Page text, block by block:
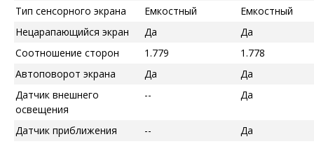
Тип сенсорного экрана Емкостный
Емкостный
Нецарапающийся экран
Да
Да
Соотношение сторон
1.779
1.778
Автоповорот экрана
Да
Да
Датчик внешнего
освещения
-- Да
Датчик приближения -- Да